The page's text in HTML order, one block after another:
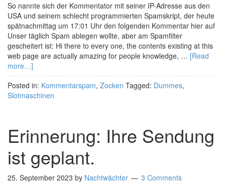
So nannte sich der Kommentator mit seiner IP-Adresse aus den
USA und seinem schlecht programmierten Spamskript, der heute
spätnachmittag um 17:01 Uhr den folgenden Kommentar hier auf
Unser täglich Spam ablegen wollte, aber am Spamfilter
gescheitert ist: Hi there to every one, the contents existing at this
web page are actually amazing for people knowledge, … [Read
more…]
Posted in: Kommentarspam, Zocken Tagged: Dummes,
Slotmaschinen
Erinnerung: Ihre Sendung
ist geplant.
25. September 2023 by Nachtwächter 3 Comments